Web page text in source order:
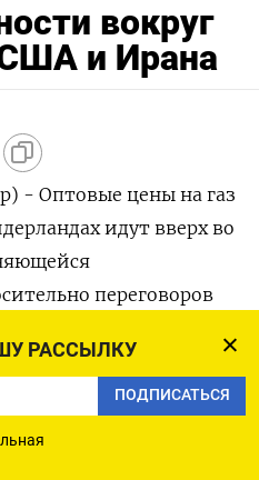
РАССЫЛКУ
ПОДПИСАТЬСЯ
вокруг
и Ирана
- Оптовые цены на газ
идут вверх во
переговоров
пролив.
хабе TTF
до ​43,44 евро ​за